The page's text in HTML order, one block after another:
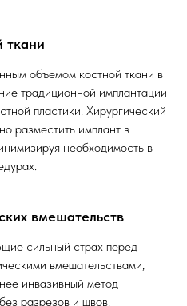
ткани
объемом костной ткани в
традиционной имплантации
пластики. Хирургический
разместить имплант в
необходимость в
вмешательств
сильный страх перед
вмешательствами,
инвазивный метод
разрезов и швов.